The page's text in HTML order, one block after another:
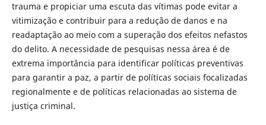
trauma e propiciar uma escuta das vítimas pode evitar a
vitimização e contribuir para a redução de danos e na
readaptação ao meio com a superação dos efeitos nefastos
do delito. A necessidade de pesquisas nessa área é de
extrema importância para identificar políticas preventivas
para garantir a paz, a partir de políticas sociais focalizadas
regionalmente e de políticas relacionadas ao sistema de
justiça criminal.